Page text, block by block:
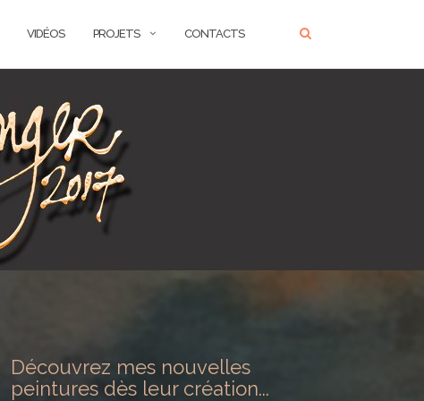
VIDÉOS PROJETS CONTACTS
Découvrez mes nouvelles
peintures dès leur création...